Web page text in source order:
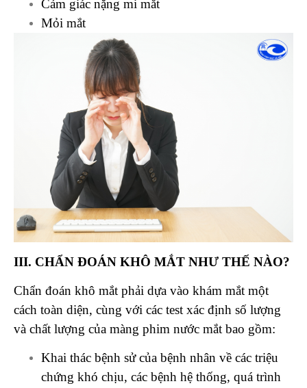
Cảm giác nặng mi mắt
Mỏi mắt
III. CHẨN ĐOÁN KHÔ MẮT NHƯ THẾ NÀO?
Chẩn đoán khô mắt phải dựa vào khám mắt một
cách toàn diện, cùng với các test xác định số lượng
và chất lượng của màng phim nước mắt bao gồm:
Khai thác bệnh sử của bệnh nhân về các triệu
chứng khó chịu, các bệnh hệ thống, quá trình